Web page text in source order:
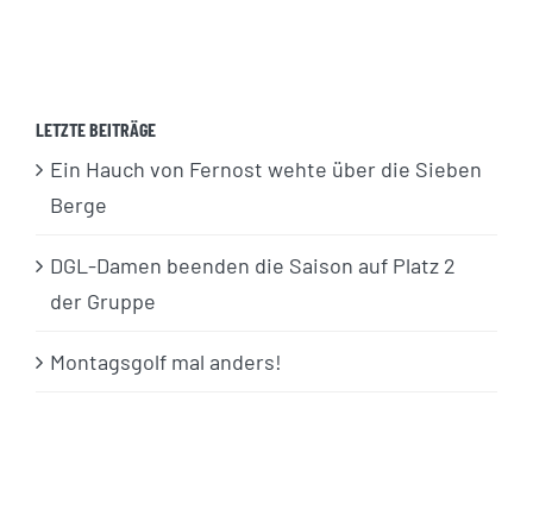
LETZTE BEITRÄGE
Ein Hauch von Fernost wehte über die Sieben
Berge
DGL-Damen beenden die Saison auf Platz 2
der Gruppe
Montagsgolf mal anders!